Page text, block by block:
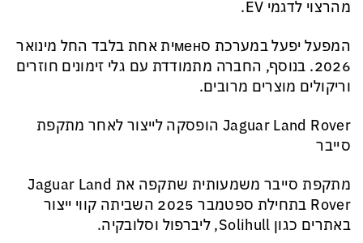
מהרצוי לדגמי EV.
המפעל יפעל במערכת סменית אחת בלבד החל מינואר
2026. בנוסף, החברה מתמודדת עם גלי זימונים חוזרים
וריקולים מוצרים מרובים.
Jaguar Land Rover הופסקה לייצור לאחר מתקפת
סייבר
מתקפת סייבר משמעותית שתקפה את Jaguar Land
Rover בתחילת ספטמבר 2025 השביתה קווי ייצור
באתרים כגון Solihull, ליברפול וסלובקיה.